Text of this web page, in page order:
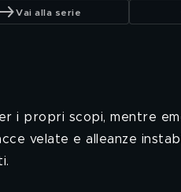
Vai alla serie
i propri scopi, mentre
velate e alleanze